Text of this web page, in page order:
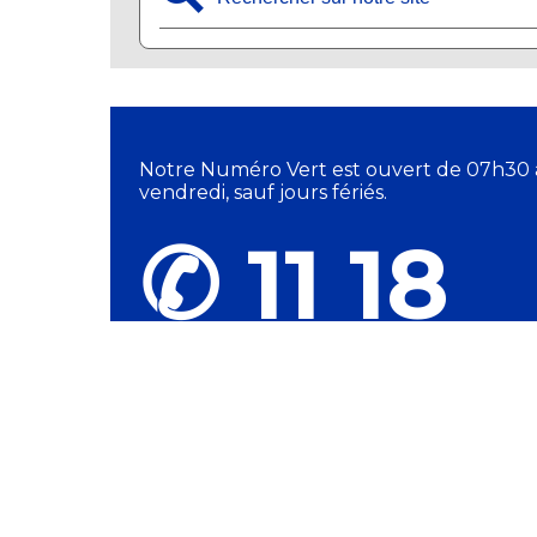
Notre Numéro Vert est ouvert de 07h30
vendredi, sauf jours fériés.
✆ 11 18